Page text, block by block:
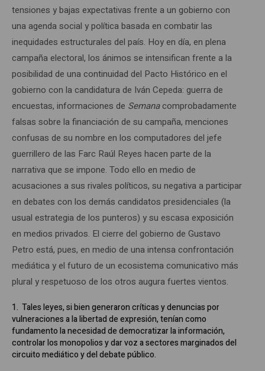
tensiones y bajas expectativas frente a un gobierno con
una agenda social y política basada en combatir las
inequidades estructurales del país. Hoy en día, en plena
campaña electoral, los ánimos se intensifican frente a la
posibilidad de una continuidad del Pacto Histórico en el
gobierno con la candidatura de Iván Cepeda: guerra de
encuestas, informaciones de Semanacomprobadamente
falsas sobre la financiación de su campaña, menciones
confusas de su nombre en los computadores del jefe
guerrillero de las Farc Raúl Reyes hacen parte de la
narrativa que se impone. Todo ello en medio de
acusaciones a sus rivales políticos, su negativa a participar
en debates con los demás candidatos presidenciales (la
usual estrategia de los punteros) y su escasa exposición
en medios privados. El cierre del gobierno de Gustavo
Petro está, pues, en medio de una intensa confrontación
mediática y el futuro de un ecosistema comunicativo más
plural y respetuoso de los otros augura fuertes vientos.
1. Tales leyes, si bien generaron críticas y denuncias por
vulneraciones a la libertad de expresión, tenían como
fundamento la necesidad de democratizar la información,
controlar los monopolios y dar voz a sectores marginados del
circuito mediático y del debate público.